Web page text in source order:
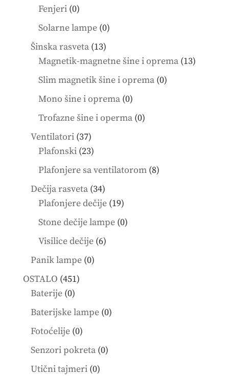
Fenjeri 00
products
Solarne lampe 00
Šinska rasveta 1313
products
Magnetik-magnetne šine i oprema 1313
Slim magnetik šine i oprema 00
Mono šine i oprema 00
products
Trofazne šine i operma 00
Ventilatori 3737
products
Plafonski 2323
products
Plafonjere sa ventilatorom 88
Dečija rasveta 3434
products
Plafonjere dečije 1919
products
Stone dečije lampe 00
Visilice dečije 66
Panik lampe 00
OSTALO 451451
Baterije 00
products
Baterijske lampe 00
Fotoćelije 00
products
Senzori pokreta 00
Utični tajmeri 00